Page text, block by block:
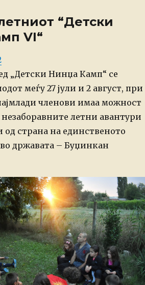
“Детски
VI“
„Детски Нинџа Камп“ се
меѓу 27 јули и 2 август, при
членови имаа можност
летни авантури
од страна на единственото
државата – Буџинкан